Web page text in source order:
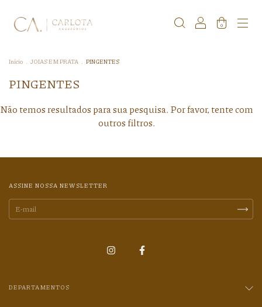
0
Início . JOIAS EM PRATA . PINGENTES
PINGENTES
Não temos resultados para sua pesquisa. Por favor, tente com
outros filtros.
ASSINE NOSSA NEWSLETTER
DEPARTAMENTOS